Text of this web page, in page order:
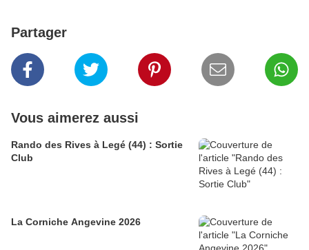
Partager
Vous aimerez aussi
Rando des Rives à Legé (44) : Sortie
Club
La Corniche Angevine 2026